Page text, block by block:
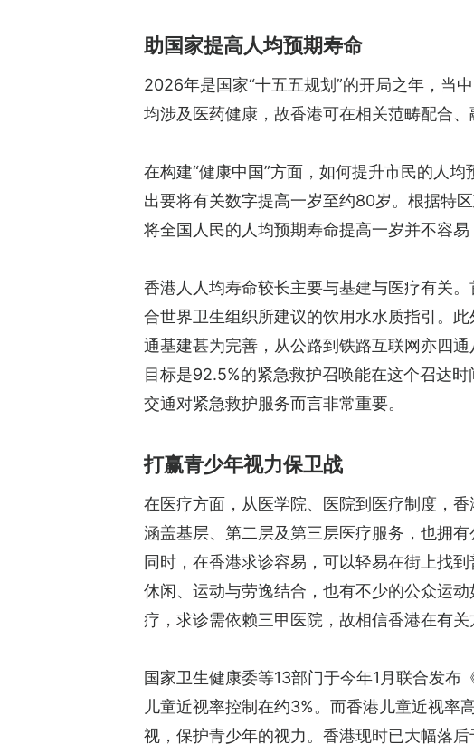
助国家提高人均预期寿命
2026年是国家“十五五规划”的开局之年，当
均涉及医药健康，故香港可在相关范畴配合、
在构建“健康中国”方面，如何提升市民的人
出要将有关数字提高一岁至约80岁。根据特
将全国人民的人均预期寿命提高一岁并不容
香港人人均寿命较长主要与基建与医疗有关
合世界卫生组织所建议的饮用水水质指引。
通基建甚为完善，从公路到铁路互联网亦四
目标是92.5%的紧急救护召唤能在这个召达
交通对紧急救护服务而言非常重要。
打赢青少年视力保卫战
在医疗方面，从医学院、医院到医疗制度，
涵盖基层、第二层及第三层医疗服务，也拥
同时，在香港求诊容易，可以轻易在街上找
休闲、运动与劳逸结合，也有不少的公众运
疗，求诊需依赖三甲医院，故相信香港在有关
国家卫生健康委等13部门于今年1月联合发
儿童近视率控制在约3%。而香港儿童近视率
视，保护青少年的视力。香港现时已大幅落